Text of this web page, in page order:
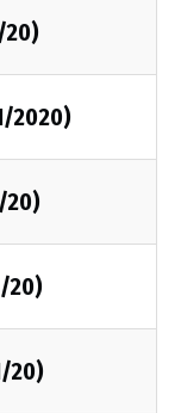
20)
2020)
20)
20)
20)